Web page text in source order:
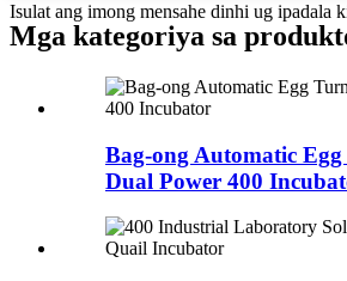
Isulat ang imong mensahe dinhi ug ipadala
Mga kategoriya sa
Bag-ong Automatic
Dual Power 400